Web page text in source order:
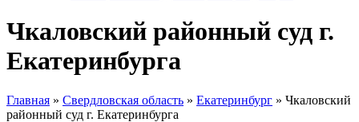
Чкаловский районный суд г.
Екатеринбурга
Главная » Свердловская область » Екатеринбург » Чкаловский
районный суд г. Екатеринбурга